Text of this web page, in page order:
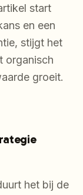
start
en een
stijgt het
organisch
groeit.
het bij de